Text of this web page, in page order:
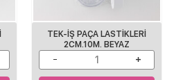
TEK-IŞ PAÇA LASTIKLERI
2CM.10M. BEYAZ